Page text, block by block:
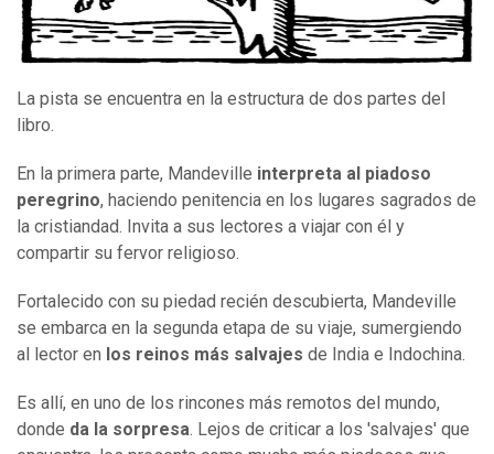
La pista se encuentra en la estructura de dos partes del
libro.
En la primera parte, Mandeville interpreta al piadoso
peregrino, haciendo penitencia en los lugares sagrados de
la cristiandad. Invita a sus lectores a viajar con él y
compartir su fervor religioso.
Fortalecido con su piedad recién descubierta, Mandeville
se embarca en la segunda etapa de su viaje, sumergiendo
al lector en los reinos más salvajes de India e Indochina.
Es allí, en uno de los rincones más remotos del mundo,
donde da a sorpresa. Lejos de criticar a los 'salvajes' que